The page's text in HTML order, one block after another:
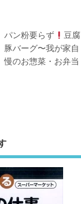
パン粉要らず
豆腐
豚バーグ〜我が家自
慢のお惣菜・お弁当